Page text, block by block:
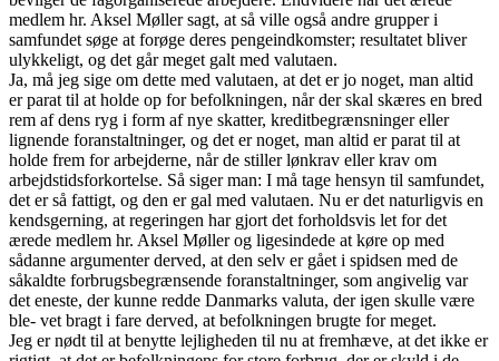
medlem hr. Aksel Møller sagt, at så ville også andre grupper i
samfundet søge at forøge deres pengeindkomster; resultatet bliver
ulykkeligt, og det går meget galt med valutaen.
Ja, må jeg sige om dette med valutaen, at det er jo noget, man altid
er parat til at holde op for befolkningen, når der skal skæres en bred
rem af dens ryg i form af nye skatter, kreditbegrænsninger eller
lignende foranstaltninger, og det er noget, man altid er parat til at
holde frem for arbejderne, når de stiller lønkrav eller krav om
arbejdstidsforkortelse. Så siger man: I må tage hensyn til samfundet,
det er så fattigt, og den er gal med valutaen. Nu er det naturligvis en
kendsgerning, at regeringen har gjort det forholdsvis let for det
ærede medlem hr. Aksel Møller og ligesindede at køre op med
sådanne argumenter derved, at den selv er gået i spidsen med de
såkaldte forbrugsbegrænsende foranstaltninger, som angivelig var
det eneste, der kunne redde Danmarks valuta, der igen skulle være
ble- vet bragt i fare derved, at befolkningen brugte for meget.
Jeg er nødt til at benytte lejligheden til nu at fremhæve, at det ikke er